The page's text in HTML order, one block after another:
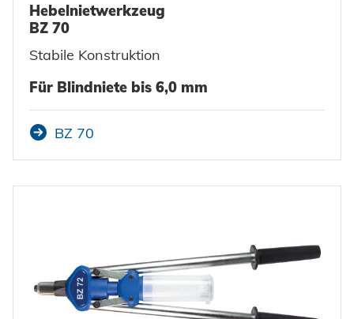
Hebelnietwerkzeug
BZ 70
Stabile Konstruktion
Für Blindniete bis 6,0 mm
BZ 70